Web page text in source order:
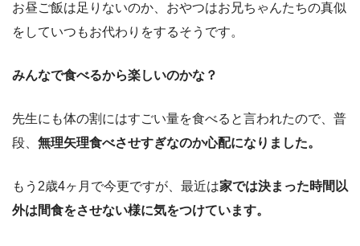
お昼ご飯は足りないのか、おやつはお兄ちゃんたちの真似
をしていつもお代わりをするそうです。
みんなで食べるから楽しいのかな？
先生にも体の割にはすごい量を食べると言われたので、普
段、 無理矢理食べさせすぎなのか心配になりました。
もう2歳4ヶ月で今更ですが、最近は家では決まった時間以
外は間食をさせない様に気をつけています。